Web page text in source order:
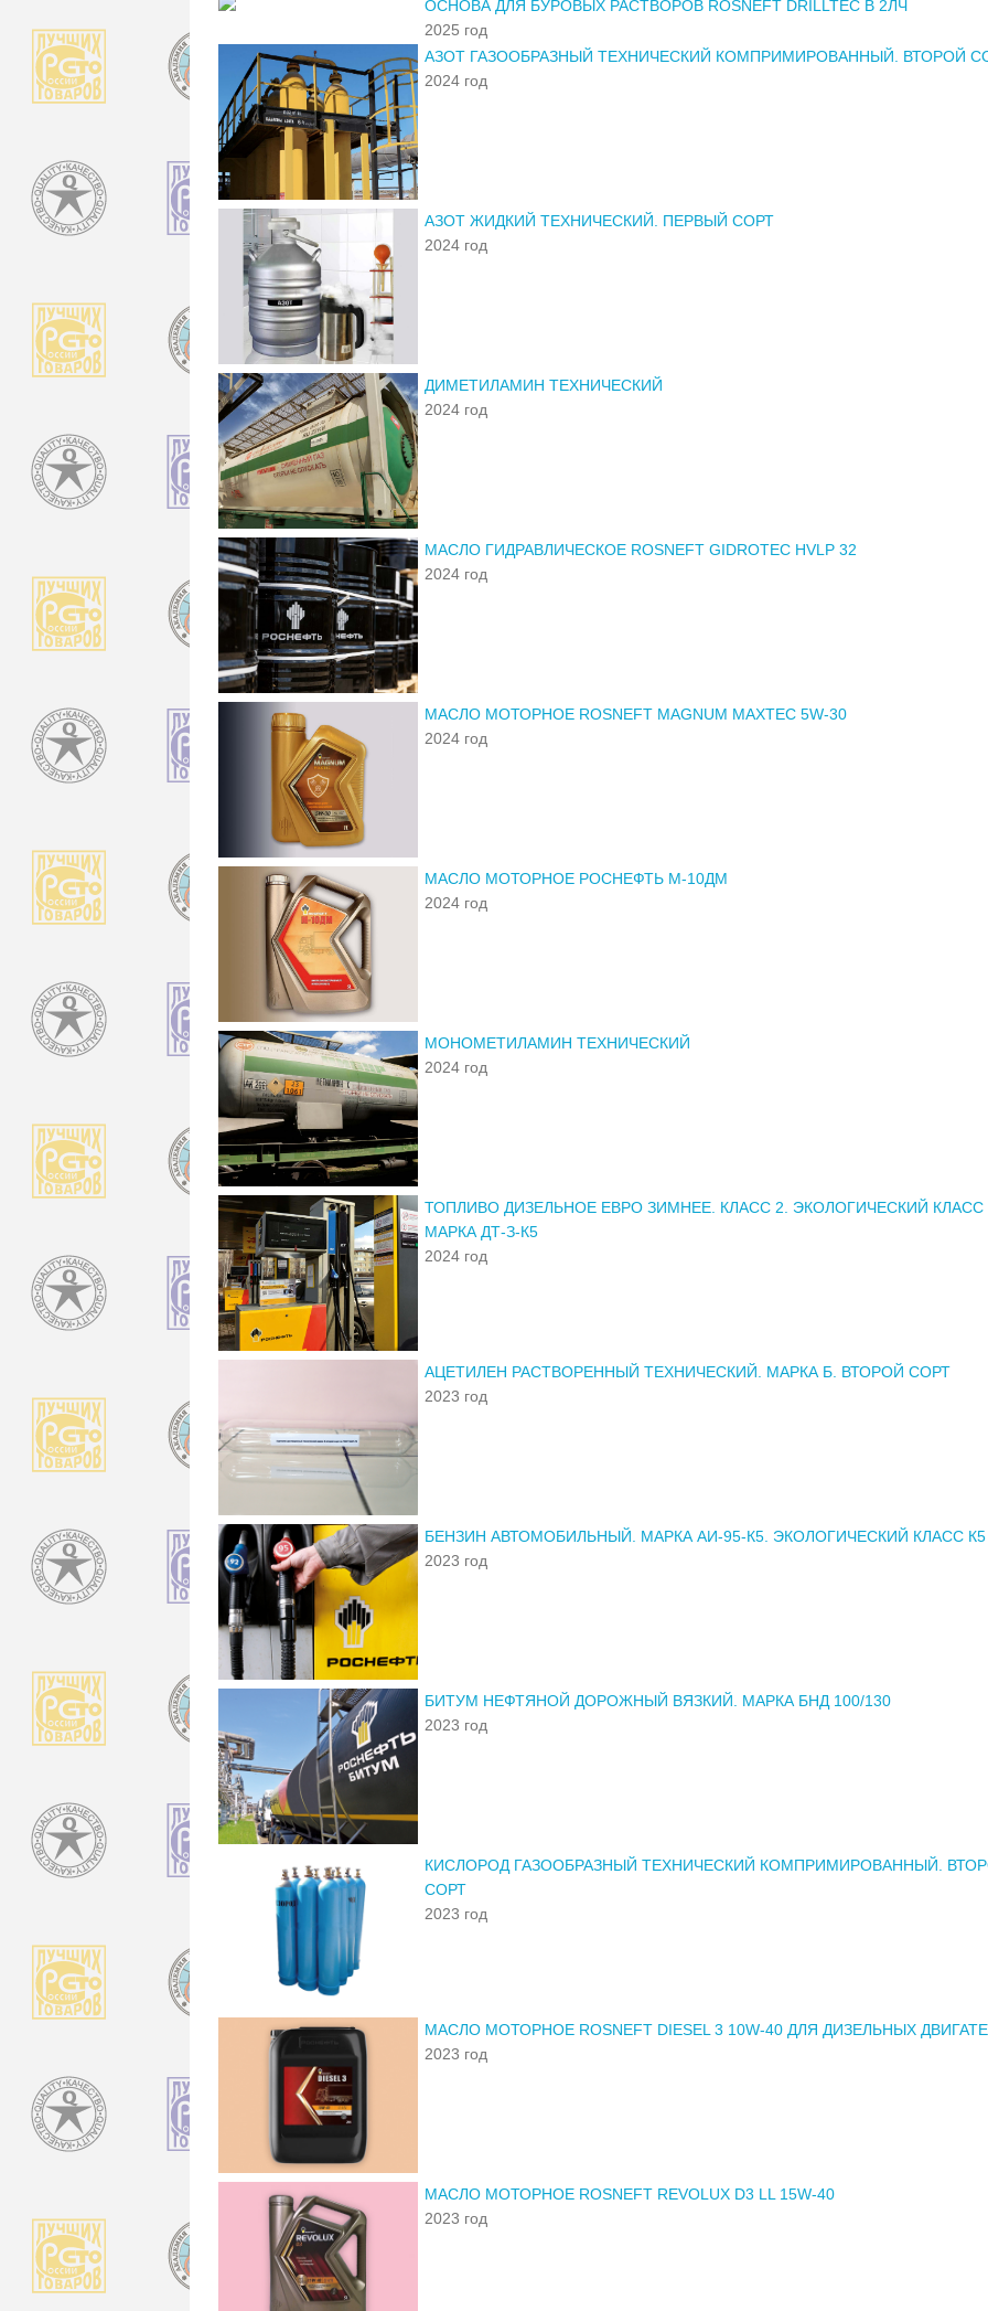
ОСНОВА ДЛЯ БУРОВЫХ РАСТВОРОВ ROSNEFT DRILLTEC В 2ЛЧ
2025 год
АЗОТ ГАЗООБРАЗНЫЙ ТЕХНИЧЕСКИЙ КОМПРИМИРОВАННЫЙ. ВТОРОЙ
2024 год
АЗОТ ЖИДКИЙ ТЕХНИЧЕСКИЙ. ПЕРВЫЙ СОРТ
2024 год
ДИМЕТИЛАМИН ТЕХНИЧЕСКИЙ
2024 год
МАСЛО ГИДРАВЛИЧЕСКОЕ ROSNEFT GIDROTEC HVLP 32
2024 год
МАСЛО МОТОРНОЕ ROSNEFT MAGNUM MAXTEC 5W-30
2024 год
МАСЛО МОТОРНОЕ РОСНЕФТЬ М-10ДМ
2024 год
МОНОМЕТИЛАМИН ТЕХНИЧЕСКИЙ
2024 год
ТОПЛИВО ДИЗЕЛЬНОЕ ЕВРО ЗИМНЕЕ. КЛАСС 2. ЭКОЛОГИЧЕСКИЙ КЛАСС
МАРКА ДТ-З-К5
2024 год
АЦЕТИЛЕН РАСТВОРЕННЫЙ ТЕХНИЧЕСКИЙ. МАРКА Б. ВТОРОЙ СОРТ
2023 год
БЕНЗИН АВТОМОБИЛЬНЫЙ. МАРКА АИ-95-К5. ЭКОЛОГИЧЕСКИЙ КЛАСС К5
2023 год
БИТУМ НЕФТЯНОЙ ДОРОЖНЫЙ ВЯЗКИЙ. МАРКА БНД 100/130
2023 год
КИСЛОРОД ГАЗООБРАЗНЫЙ ТЕХНИЧЕСКИЙ КОМПРИМИРОВАННЫЙ.
СОРТ
2023 год
МАСЛО МОТОРНОЕ ROSNEFT DIESEL 3 10W-40 ДЛЯ ДИЗЕЛЬНЫХ
2023 год
МАСЛО МОТОРНОЕ ROSNEFT REVOLUX D3 LL 15W-40
2023 год